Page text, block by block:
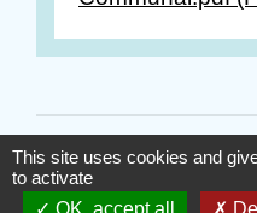
This site uses cookies and
to activate
OK, accept all